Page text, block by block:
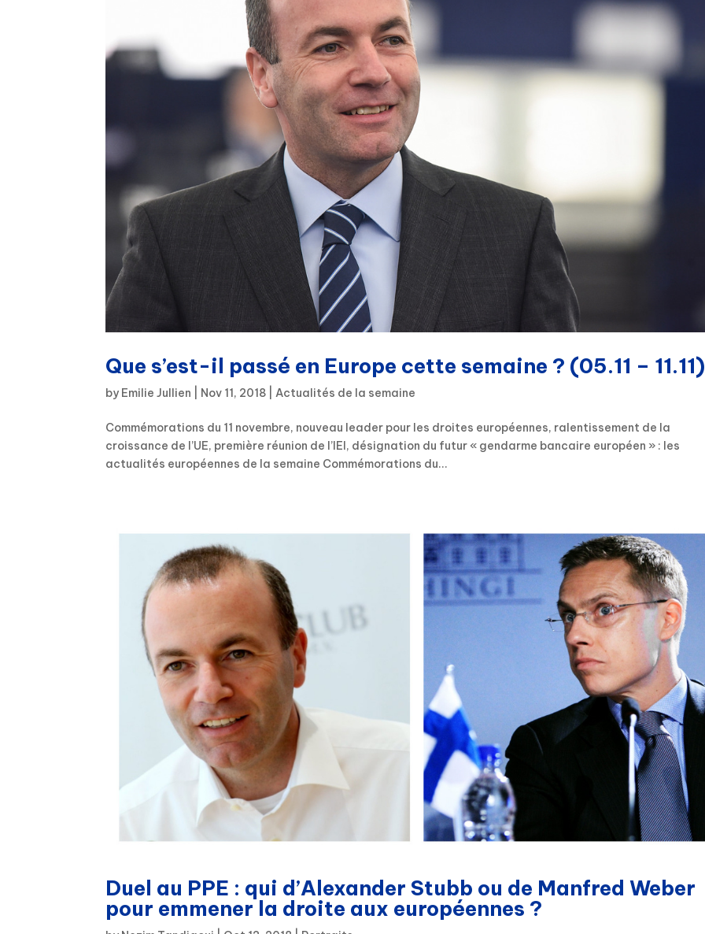
Que s’est-il passé en Europe cette semaine ? (05.11 – 11.11)
by Emilie Jullien Nov 11, 2018 Actualités de la semaine
Commémorations du 11 novembre, nouveau leader pour les droites européennes, ralentissement de la
croissance de l’UE, première réunion de l’IEI, désignation du futur « gendarme bancaire européen » : les
actualités européennes de la semaine Commémorations du...
Duel au PPE : qui d’Alexander Stubb ou de Manfred Weber
pour emmener la droite aux européennes ?